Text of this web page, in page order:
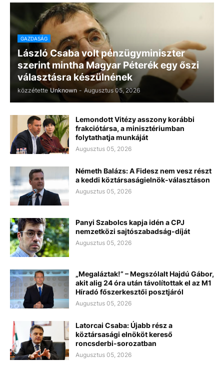
GAZDASÁG
László Csaba volt pénzügyminiszter
szerint mintha Magyar Péterék egy őszi
választásra készülnének
közzétette Unknown - Augusztus 05, 2026
Lemondott Vitézy asszony korábbi
frakciótársa, a minisztériumban
folytathatja munkáját
Augusztus 05, 2026
Németh Balázs: A Fidesz nem vesz részt
a keddi köztársaságielnök-választáson
Augusztus 05, 2026
Panyi Szabolcs kapja idén a CPJ
nemzetközi sajtószabadság-díját
Augusztus 05, 2026
„Megaláztak!” – Megszólalt Hajdú Gábor,
akit alig 24 óra után távolítottak el az M1
Híradó főszerkesztői posztjáról
Augusztus 05, 2026
Latorcai Csaba: Újabb rész a
köztársasági elnököt kereső
roncsderbi-sorozatban
Augusztus 05, 2026